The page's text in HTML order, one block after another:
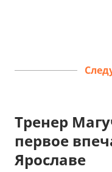
Тренер
первое
Ярославе